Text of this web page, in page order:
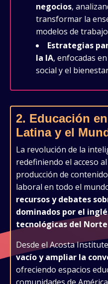
negocios,
transformar la
modelos de
Estrategias
la IA, enfocadas
social y el
2. Educación
Latina y el
La revolución de la
redefiniendo el acceso
producción de
laboral en todo el
recursos y debates
dominados por el
tecnológicas del
Desde el Acosta
vacío y ampliar la
ofreciendo espacios